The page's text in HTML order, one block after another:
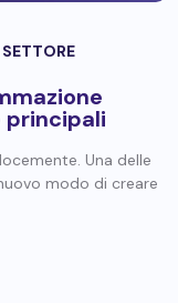
principali
Una delle
modo di creare